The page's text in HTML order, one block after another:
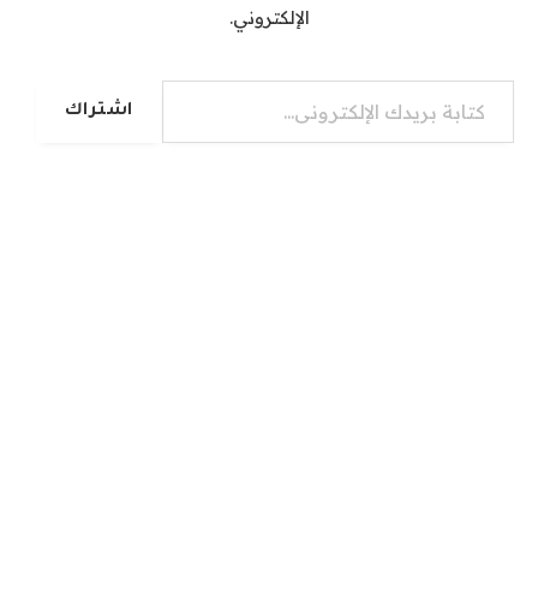
الإلكتروني.
كتابة بريدك الإلكتروني...
اشتراك